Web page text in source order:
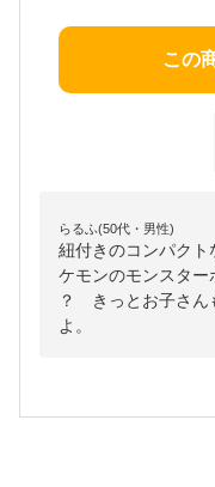
この
らるふ(50代・男性)
紐付きのコンパクト
ケモンのモンスタ
？ きっとお子さん
よ。